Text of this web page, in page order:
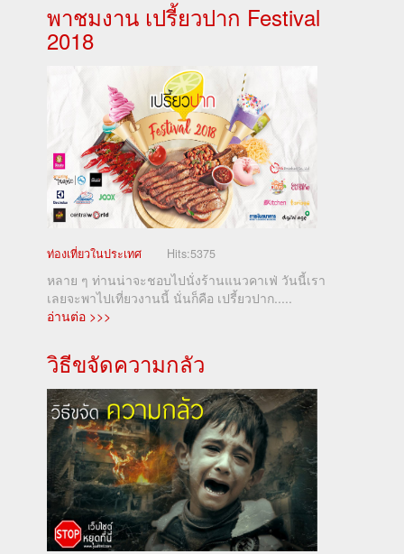
พาชมงาน เปรี้ยวปาก Festival
2018
ท่องเที่ยวในประเทศ Hits:5375
หลาย ๆ ท่านน่าจะชอบไปนั่งร้านแนวคาเฟ่ วันนี้เรา
เลยจะพาไปเที่ยวงานนี้ นั่นก็คือ เปรี้ยวปาก.....
อ่านต่อ >>>
วิธีขจัดความกลัว